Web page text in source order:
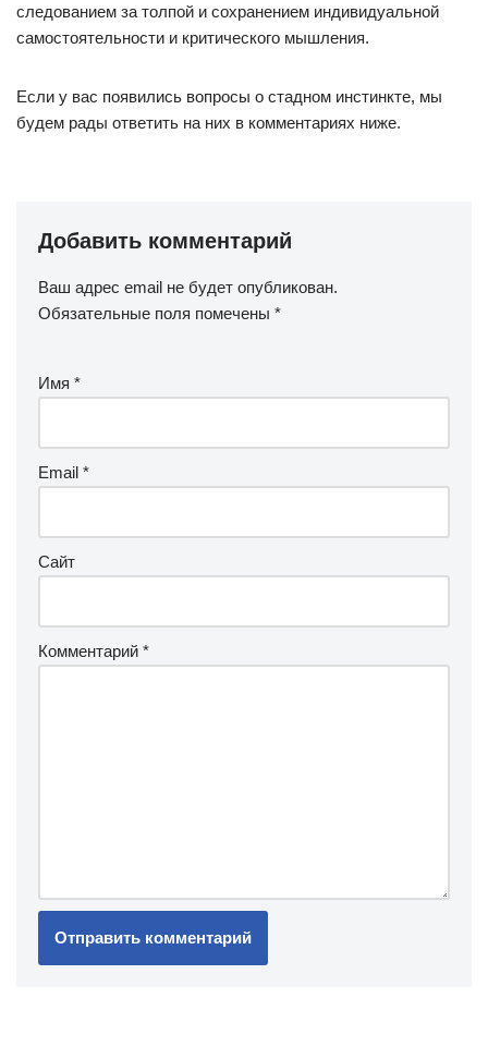
следованием за толпой и сохранением индивидуальной
самостоятельности и критического мышления.
Если у вас появились вопросы о стадном инстинкте, мы
будем рады ответить на них в комментариях ниже.
Добавить комментарий
Ваш адрес email не будет опубликован.
Обязательные поля помечены *
Имя *
Email *
Сайт
Комментарий *